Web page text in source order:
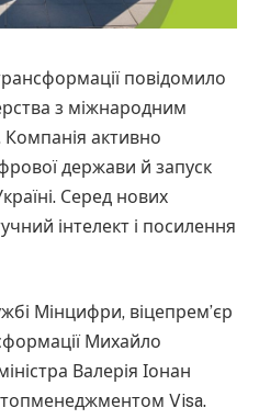
повідомило
з міжнародним
Компанія активно
держави й запуск
Серед нових
інтелект і посилення
Мінцифри, віцепрем’єр
Михайло
Валерія Іонан
топменеджментом Visa.